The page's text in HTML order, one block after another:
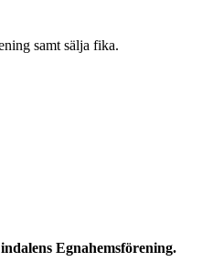
samt sälja fika.
Egnahemsförening.